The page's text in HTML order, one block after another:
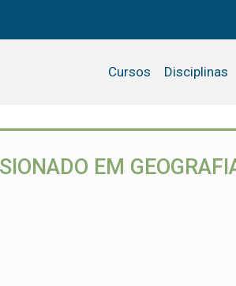
Cursos Disciplinas
EM